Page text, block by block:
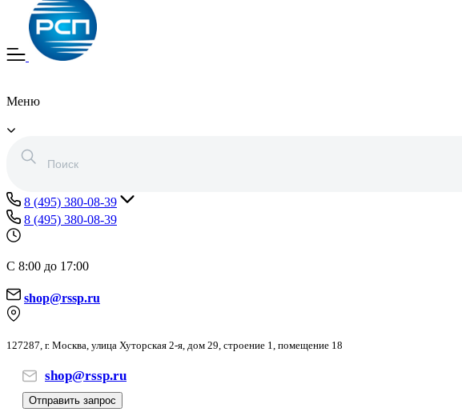
Меню
8 (495) 380-08-39
8 (495) 380-08-39
С 8:00 до 17:00
shop@rssp.ru
127287, г. Москва, улица Хуторская 2-я, дом 29, строение 1, помещение 18
shop@rssp.ru
Отправить запрос